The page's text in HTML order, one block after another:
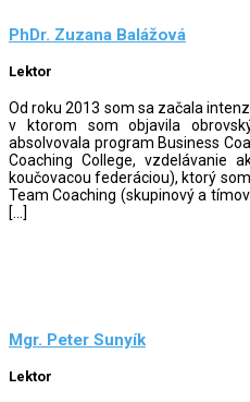
PhDr. Zuzana Balážová
Lektor
Od roku 2013 som sa začala
v ktorom som objavila
absolvovala program Business
Coaching College, vzdelávanie
koučovacou federáciou), ktorý
Team Coaching (skupinový a
[…]
Mgr. Peter Sunyík
Lektor